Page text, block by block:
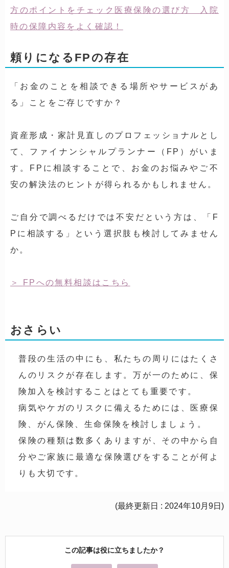
方のポイントをチェック 医療保険の選び方 入院
時の保障内容をよく確認！
頼りになるFPの存在
「お金のことを相談できる場所やサービスがあ
る」ことをご存じですか？
資産形成・家計見直しのプロフェッショナルとし
て、ファイナンシャルプランナー（FP）がいま
す。FPに相談することで、お金のお悩みやご不
安の解決法のヒントが得られるかもしれません。
ご自分で調べるだけでは不安だという方は、「F
Pに相談する」という選択肢も検討してみません
か。
FPへの無料相談はこちら
おさらい
普段の生活の中にも、私たちの周りにはたくさ
んのリスクが存在します。万が一のために、保
険加入を検討することはとても重要です。
病気やケガのリスクに備えるためには、医療保
険、がん保険、生命保険を検討しましょう。
保険の種類は数多くありますが、その中から自
分やご家族に最適な保険選びをすることが何よ
りも大切です。
(最終更新日 : 2024年10月9日)
この記事は役に立ちましたか？